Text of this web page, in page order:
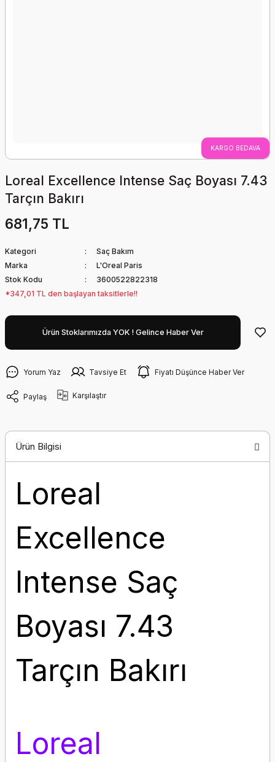
KARGO BEDAVA
Loreal Excellence Intense Saç Boyası 7.43
Tarçın Bakırı
681,75 TL
Kategori
Saç Bakım
Marka
L'Oreal Paris
Stok Kodu
3600522822318
*347,01 TL den başlayan taksitlerle!!
Ürün Stoklarımızda YOK ! Gelince Haber Ver
Yorum Yaz Tavsiye Et Fiyatı Düşünce Haber Ver
Paylaş Karşılaştır
Ürün Bilgisi
Loreal
Excellence
Intense Saç
Boyası 7.43
Tarçın Bakırı
Loreal